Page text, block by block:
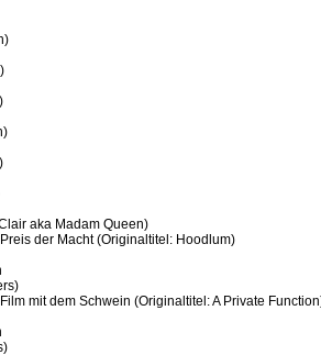
aka Madam Queen)
der Macht (Originaltitel: Hoodlum)
mit dem Schwein (Originaltitel: A Private